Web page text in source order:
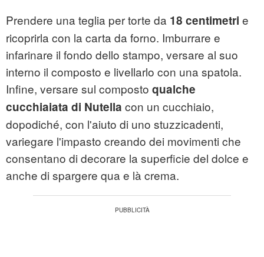
Prendere una teglia per torte da 18 centimetri e
ricoprirla con la carta da forno. Imburrare e
infarinare il fondo dello stampo, versare al suo
interno il composto e livellarlo con una spatola.
Infine, versare sul composto qualche
cucchiaiata di Nutella con un cucchiaio,
dopodiché, con l'aiuto di uno stuzzicadenti,
variegare l'impasto creando dei movimenti che
consentano di decorare la superficie del dolce e
anche di spargere qua e là crema.